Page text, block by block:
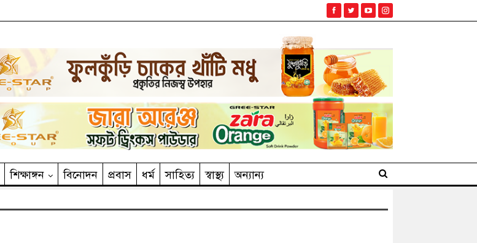
শিক্ষাঙ্গন বিনোদন প্রবাস ধর্ম সাহিত‌্য স্বাস্থ্য
অন্যান্য